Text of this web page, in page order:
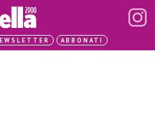
ABBONATI